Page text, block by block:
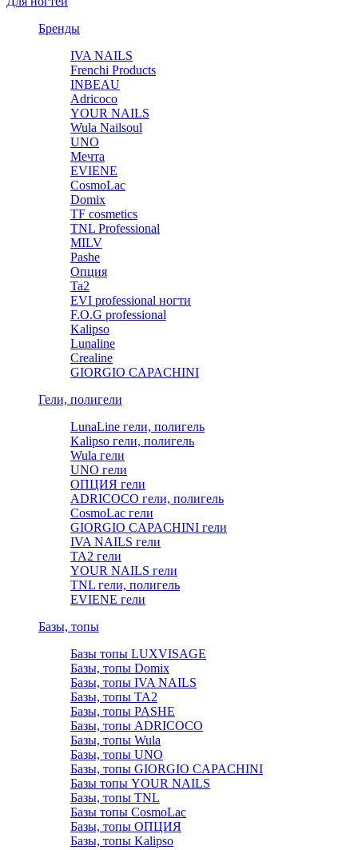
Бренды
IVA NAILS
Frenchi Products
INBEAU
Adricoco
YOUR NAILS
Wula Nailsoul
UNO
Мечта
EVIENE
CosmoLac
Domix
TF cosmetics
TNL Professional
MILV
Pashe
Опция
Ta2
EVI professional ногти
F.O.G professional
Kalipso
Lunaline
Crealine
GIORGIO CAPACHINI
Гели, полигели
LunaLine гели, полигель
Kalipso гели, полигель
Wula гели
UNO гели
ОПЦИЯ гели
ADRICOCO гели, полигель
CosmoLac гели
GIORGIO CAPACHINI гели
IVA NAILS гели
TA2 гели
YOUR NAILS гели
TNL гели, полигель
EVIENE гели
Базы, топы
Базы топы LUXVISAGE
Базы, топы Domix
Базы, топы IVA NAILS
Базы, топы TA2
Базы, топы PASHE
Базы, топы ADRICOCO
Базы, топы Wula
Базы, топы UNO
Базы, топы GIORGIO CAPACHINI
Базы топы YOUR NAILS
Базы, топы TNL
Базы топы CosmoLac
Базы, топы ОПЦИЯ
Базы, топы Kalipso